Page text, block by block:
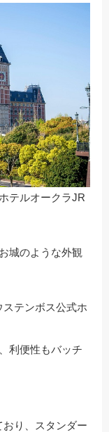
テルオークラJR
城のような外観
テンボス公式ホ
利便性もバッチ
り、スタンダー